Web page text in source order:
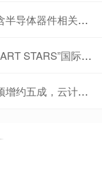
体器件相关业务
STARS”国际大赛
云计算业务高速增长